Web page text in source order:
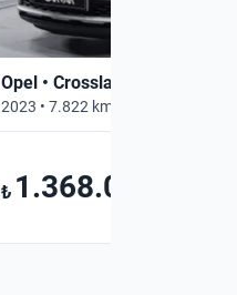
Opel • Crossland
2023 • 7.822 km • Otomatik
₺ 1.368.000